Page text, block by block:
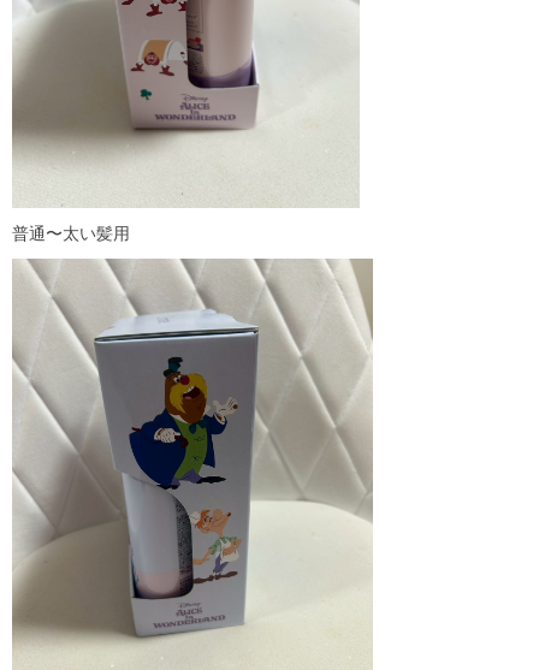
普通〜太い髪用